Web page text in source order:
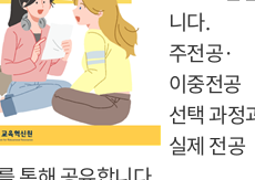
니다.
주전공·
이중전공
선택 과정
실제 전공